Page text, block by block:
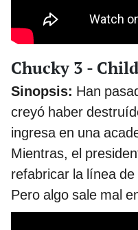
Chucky 3 -
Sinopsis: Han
creyó haber
ingresa en una
Mientras, el
refabricar la línea
Pero algo sale mal